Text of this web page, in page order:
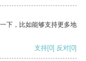
下，比如能够支持更多地
支持[0] 反对[0]